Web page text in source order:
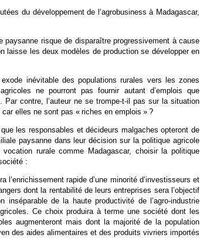
du développement de l’agrobusiness à Madagascar,
paysanne risque de disparaître progressivement à cause
laisse les deux modèles de production se développer en
inévitable des populations rurales vers les zones
ne pourront pas fournir autant d’emplois que
Par contre, l’auteur ne se trompe-t-il pas sur la situation
elles ne sont pas « riches en emplois » ?
les responsables et décideurs malgaches opteront de
paysanne dans leur décision sur la politique agricole
rurale comme Madagascar, choisir la politique
:
l’enrichissement rapide d’une minorité d’investisseurs et
dont la rentabilité de leurs entreprises sera l’objectif
inséparable de la haute productivité de l’agro-industrie
Ce choix produira à terme une société dont les
augmenteront mais dont la majorité de la population
des aides alimentaires et des produits vivriers importés